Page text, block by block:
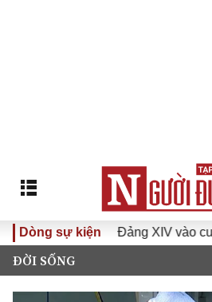
Dòng sự kiện
Đại hội Đảng XIV vào cuộc sống
ĐỜI SỐNG